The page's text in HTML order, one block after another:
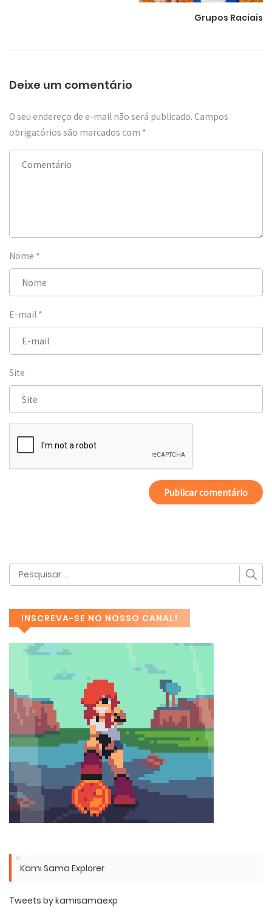
Grupos Raciais
Deixe um comentário
O seu endereço de e-mail não será publicado. Campos
obrigatórios são marcados com *
Nome *
E-mail *
Site
INSCREVA-SE NO NOSSO CANAL!
Kami Sama Explorer
Tweets by kamisamaexp